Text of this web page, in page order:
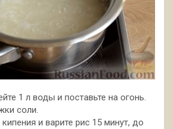
1 л воды и поставьте на огонь.
соли.
и варите рис 15 минут, до